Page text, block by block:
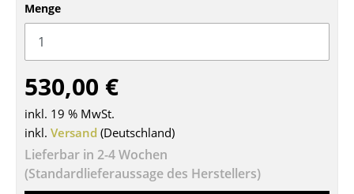
... alle Sitzmöbel
Esstische
Beistelltische
Couchtische
Schreibtische
Menge
530,00 €
inkl. 19 % MwSt.
inkl. Versand (Deutschland)
Lieferbar in 2-4 Wochen
(Standardlieferaussage des Herstellers)